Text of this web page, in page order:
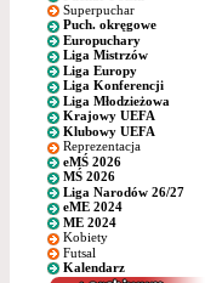
Superpuchar
Puch. okręgowe
Europuchary
Liga Mistrzów
Liga Europy
Liga Konferencji
Liga Młodzieżowa
Krajowy UEFA
Klubowy UEFA
Reprezentacja
eMŚ 2026
MŚ 2026
Liga Narodów 26/27
eME 2024
ME 2024
Kobiety
Futsal
Kalendarz